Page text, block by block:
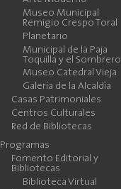
Museo Municipal
Remigio Crespo Toral
Planetario
Municipal de la Paja
Toquilla y el Sombrero
Museo Catedral Vieja
Galería de la Alcaldía
Casas Patrimoniales
Centros Culturales
Red de Bibliotecas
Programas
Fomento Editorial y
Bibliotecas
Biblioteca Virtual